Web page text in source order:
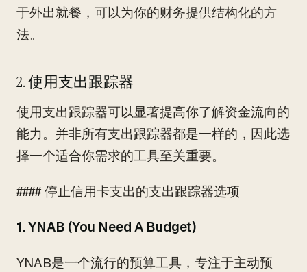
于外出就餐，可以为你的财务提供结构化的方
法。
2. 使用支出跟踪器
使用支出跟踪器可以显著提高你了解资金流向的
能力。并非所有支出跟踪器都是一样的，因此选
择一个适合你需求的工具至关重要。
#### 停止信用卡支出的支出跟踪器选项
1. YNAB (You Need A Budget)
YNAB是一个流行的预算工具，专注于主动预